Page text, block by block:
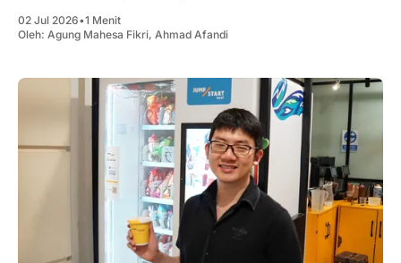
pengalaman yang membuat pengunjung ingin kembali.
Menurutnya, keberhasilan transformasi tidak hanya
perubahan
02 Jul 2026•1 Menit
Oleh: Agung Mahesa Fikri, Ahmad Afandi